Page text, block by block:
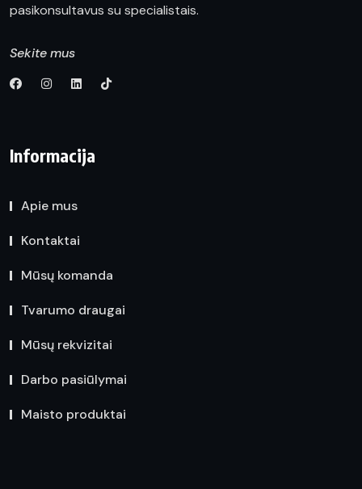
pasikonsultavus su specialistais.
Sekite mus
Informacija
Apie mus
Kontaktai
Mūsų komanda
Tvarumo draugai
Mūsų rekvizitai
Darbo pasiūlymai
Maisto produktai